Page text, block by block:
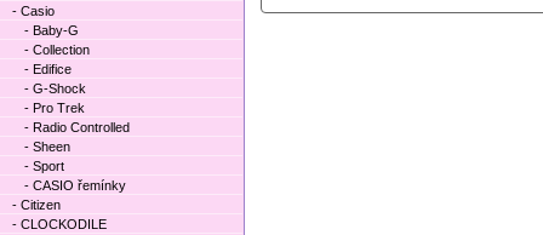
- Casio
- Baby-G
- Collection
- Edifice
- G-Shock
- Pro Trek
- Radio Controlled
- Sheen
- Sport
- CASIO řemínky
- Citizen
- CLOCKODILE